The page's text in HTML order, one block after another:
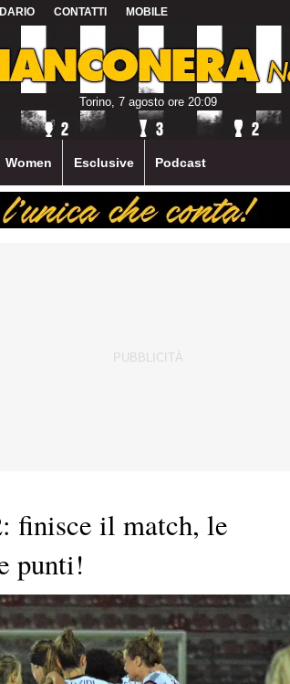
CONTATTI MOBILE
Torino, 7 agosto ore 20:09
Women Esclusive Podcast
finisce il match, le
punti!